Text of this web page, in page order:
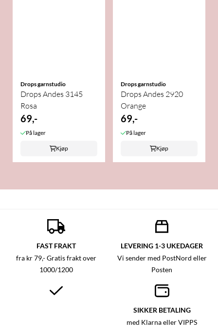
Drops garnstudio
Drops Andes 3145
Rosa
69,-
På lager
Kjøp
Drops garnstudio
Drops Andes 2920
Orange
69,-
På lager
Kjøp
FAST FRAKT
fra kr 79,- Gratis frakt over
1000/1200
LEVERING 1-3 UKEDAGER
Vi sender med PostNord eller
Posten
SIKKER BETALING
med Klarna eller VIPPS